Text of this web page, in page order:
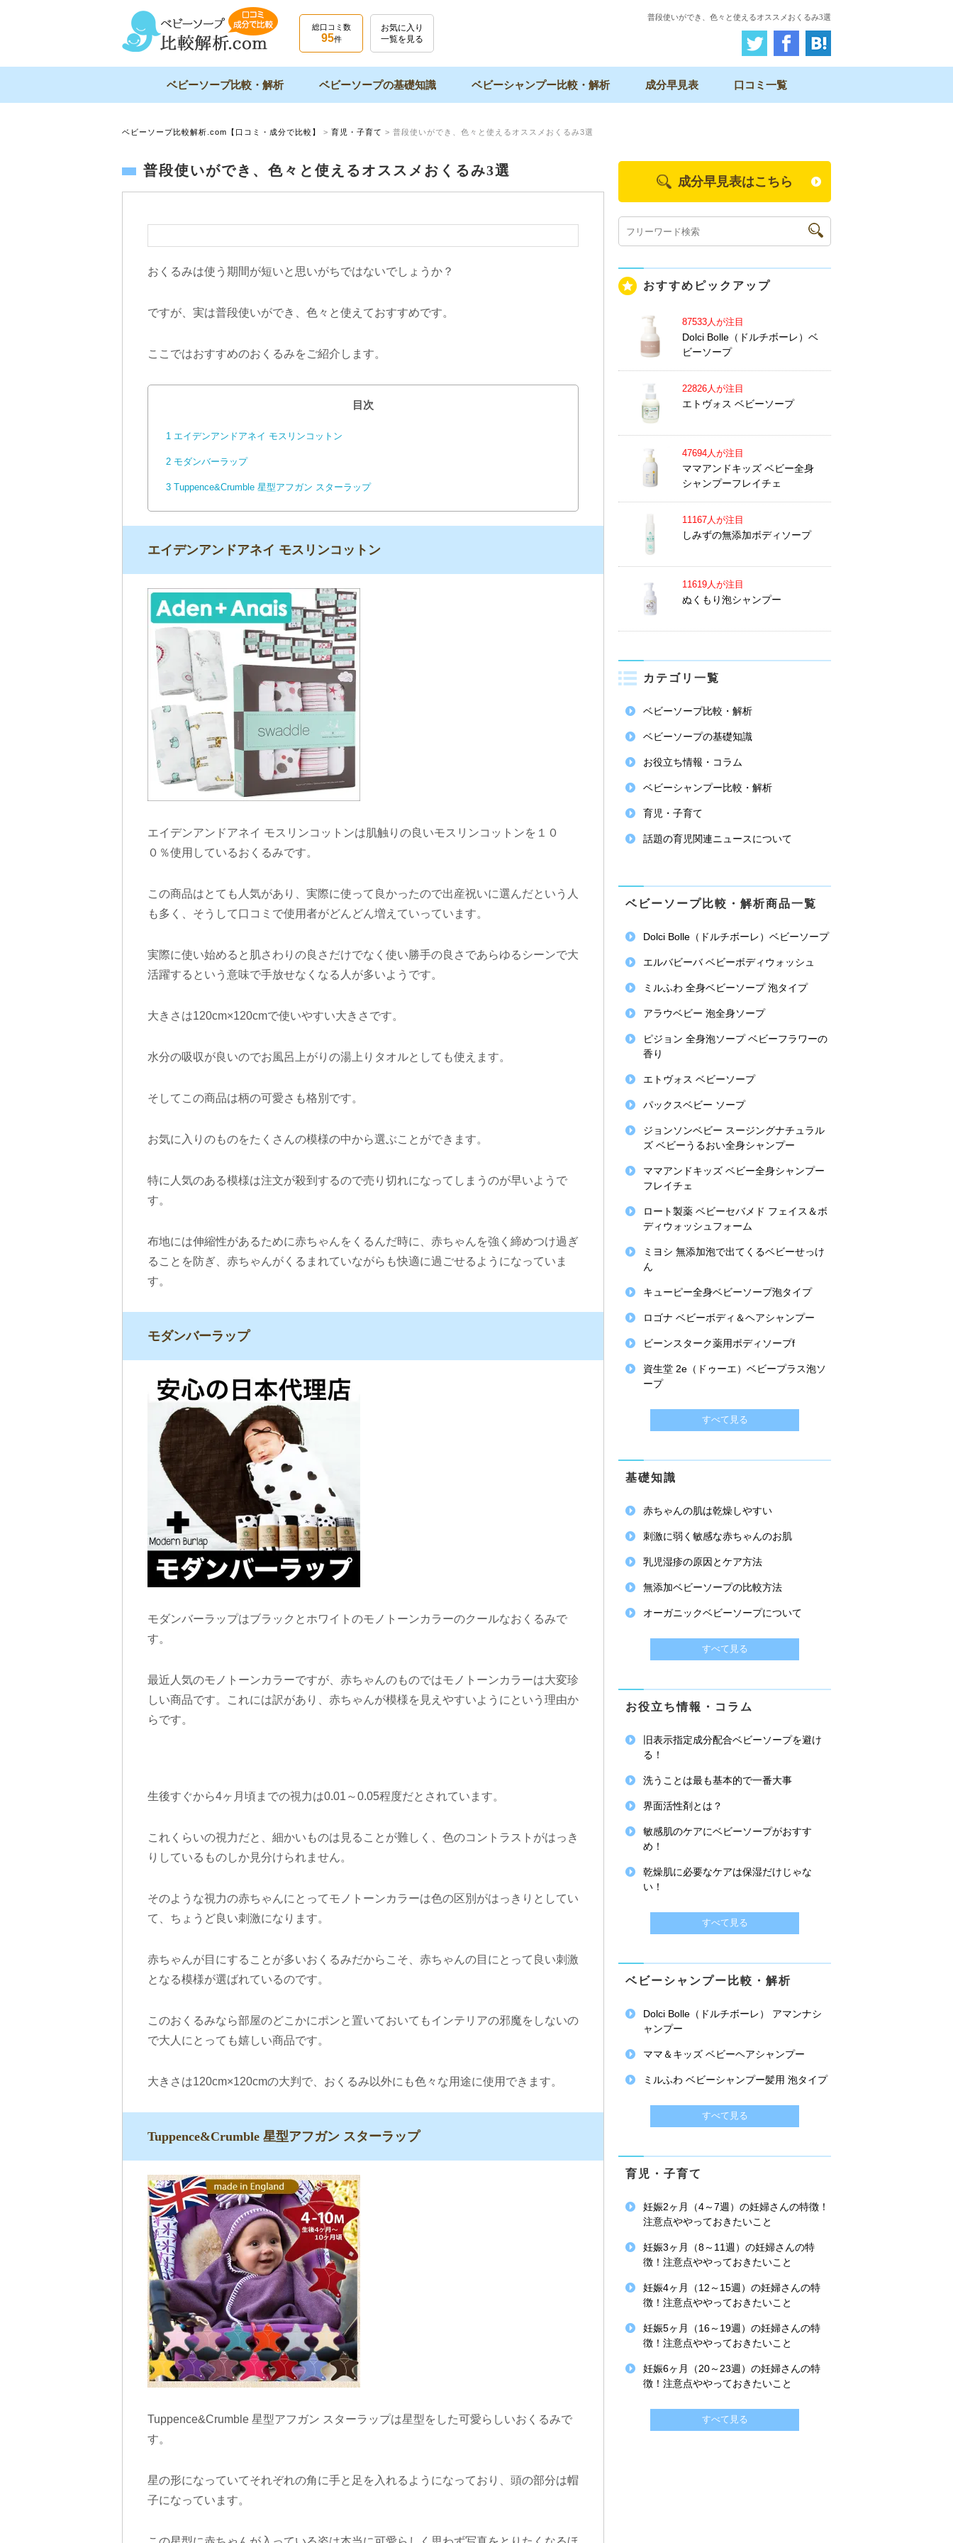
普段使いができ、色々と使えるオススメおくるみ3選
総口コミ数
95件
お気に入り
一覧を見る
ベビーソープ比較・解析 ベビーソープの基礎知識 ベビーシャンプー比較・解析 成分早見表 口コミ一覧
ベビーソープ比較解析.com【口コミ・成分で比較】 > 育児・子育て > 普段使いができ、色々と使えるオススメおくるみ3選
普段使いができ、色々と使えるオススメおくるみ3選
おくるみは使う期間が短いと思いがちではないでしょうか？
ですが、実は普段使いができ、色々と使えておすすめです。
ここではおすすめのおくるみをご紹介します。
目次
1 エイデンアンドアネイ モスリンコットン
2 モダンバーラップ
3 Tuppence&Crumble 星型アフガン スターラップ
エイデンアンドアネイ モスリンコットン
エイデンアンドアネイ モスリンコットンは肌触りの良いモスリンコットンを１０
０％使用しているおくるみです。
この商品はとても人気があり、実際に使って良かったので出産祝いに選んだという人
も多く、そうして口コミで使用者がどんどん増えていっています。
実際に使い始めると肌さわりの良さだけでなく使い勝手の良さであらゆるシーンで大
活躍するという意味で手放せなくなる人が多いようです。
大きさは120cm×120cmで使いやすい大きさです。
水分の吸収が良いのでお風呂上がりの湯上りタオルとしても使えます。
そしてこの商品は柄の可愛さも格別です。
お気に入りのものをたくさんの模様の中から選ぶことができます。
特に人気のある模様は注文が殺到するので売り切れになってしまうのが早いようで
す。
布地には伸縮性があるために赤ちゃんをくるんだ時に、赤ちゃんを強く締めつけ過ぎ
ることを防ぎ、赤ちゃんがくるまれていながらも快適に過ごせるようになっていま
す。
モダンバーラップ
モダンバーラップはブラックとホワイトのモノトーンカラーのクールなおくるみで
す。
最近人気のモノトーンカラーですが、赤ちゃんのものではモノトーンカラーは大変珍
しい商品です。これには訳があり、赤ちゃんが模様を見えやすいようにという理由か
らです。
生後すぐから4ヶ月頃までの視力は0.01～0.05程度だとされています。
これくらいの視力だと、細かいものは見ることが難しく、色のコントラストがはっき
りしているものしか見分けられません。
そのような視力の赤ちゃんにとってモノトーンカラーは色の区別がはっきりとしてい
て、ちょうど良い刺激になります。
赤ちゃんが目にすることが多いおくるみだからこそ、赤ちゃんの目にとって良い刺激
となる模様が選ばれているのです。
このおくるみなら部屋のどこかにポンと置いておいてもインテリアの邪魔をしないの
で大人にとっても嬉しい商品です。
大きさは120cm×120cmの大判で、おくるみ以外にも色々な用途に使用できます。
Tuppence&Crumble 星型アフガン スターラップ
Tuppence&Crumble 星型アフガン スターラップは星型をした可愛らしいおくるみで
す。
星の形になっていてそれぞれの角に手と足を入れるようになっており、頭の部分は帽
子になっています。
成分早見表はこちら
おすすめピックアップ
87533人が注目
Dolci Bolle（ドルチボーレ）ベ
ビーソープ
22826人が注目
エトヴォス ベビーソープ
47694人が注目
ママアンドキッズ ベビー全身
シャンプーフレイチェ
11167人が注目
しみずの無添加ボディソープ
11619人が注目
ぬくもり泡シャンプー
カテゴリ一覧
ベビーソープ比較・解析
ベビーソープの基礎知識
お役立ち情報・コラム
ベビーシャンプー比較・解析
育児・子育て
話題の育児関連ニュースについて
ベビーソープ比較・解析商品一覧
Dolci Bolle（ドルチボーレ）ベビーソープ
エルバビーバ ベビーボディウォッシュ
ミルふわ 全身ベビーソープ 泡タイプ
アラウベビー 泡全身ソープ
ピジョン 全身泡ソープ ベビーフラワーの
香り
エトヴォス ベビーソープ
パックスベビー ソープ
ジョンソンベビー スージングナチュラル
ズ ベビーうるおい全身シャンプー
ママアンドキッズ ベビー全身シャンプー
フレイチェ
ロート製薬 ベビーセバメド フェイス＆ボ
ディウォッシュフォーム
ミヨシ 無添加泡で出てくるベビーせっけ
ん
キューピー全身ベビーソープ泡タイプ
ロゴナ ベビーボディ＆ヘアシャンプー
ビーンスターク薬用ボディソープf
資生堂 2e（ドゥーエ）ベビープラス泡ソ
ープ
すべて見る
基礎知識
赤ちゃんの肌は乾燥しやすい
刺激に弱く敏感な赤ちゃんのお肌
乳児湿疹の原因とケア方法
無添加ベビーソープの比較方法
オーガニックベビーソープについて
すべて見る
お役立ち情報・コラム
旧表示指定成分配合ベビーソープを避け
る！
洗うことは最も基本的で一番大事
界面活性剤とは？
敏感肌のケアにベビーソープがおすす
め！
乾燥肌に必要なケアは保湿だけじゃな
い！
すべて見る
ベビーシャンプー比較・解析
Dolci Bolle（ドルチボーレ） アマンナシ
ャンプー
ママ＆キッズ ベビーヘアシャンプー
ミルふわ ベビーシャンプー髪用 泡タイプ
すべて見る
育児・子育て
妊娠2ヶ月（4～7週）の妊婦さんの特徴！
注意点ややっておきたいこと
妊娠3ヶ月（8～11週）の妊婦さんの特
徴！注意点ややっておきたいこと
妊娠4ヶ月（12～15週）の妊婦さんの特
徴！注意点ややっておきたいこと
妊娠5ヶ月（16～19週）の妊婦さんの特
徴！注意点ややっておきたいこと
妊娠6ヶ月（20～23週）の妊婦さんの特
徴！注意点ややっておきたいこと
すべて見る